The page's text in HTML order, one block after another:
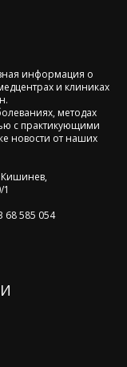
информация о
и клиниках
методах
с практикующими
новости от наших
Кишинев,
68 585 054